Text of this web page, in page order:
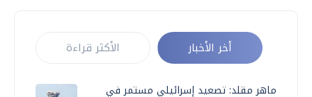
أخر الأخبار الأكثر قراءة
ماهر مقلد: تصعيد إسرائيلي مستمر في